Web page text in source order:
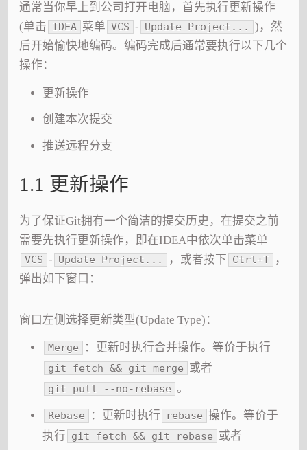
通常当你早上到公司打开电脑，首先执行更新操作
(单击 IDEA 菜单 VCS - Update Project...
)，然
后开始愉快地编码。编码完成后通常要执行以下几个
操作：
更新操作
创建本次提交
推送远程分支
1.1 更新操作
为了保证Git拥有一个简洁的提交历史，在提交之前
需要先执行更新操作，即在IDEA中依次单击菜单
VCS - Update Project... ，或者按下 Ctrl+T
，
弹出如下窗口：
窗口左侧选择更新类型(Update Type)：
Merge ：更新时执行合并操作。等价于执行
git fetch && git merge 或者
git pull --no-rebase 。
Rebase ：更新时执行 rebase 操作。等价于
执行 git fetch && git rebase 或者